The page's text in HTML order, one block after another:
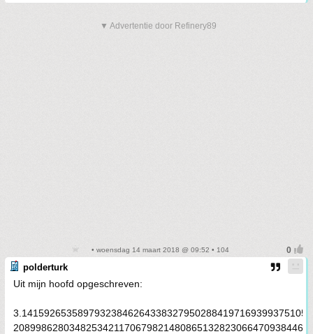
▼ Advertentie door Refinery89
• woensdag 14 maart 2018 @ 09:52 • 104
polderturk
Uit mijn hoofd opgeschreven: